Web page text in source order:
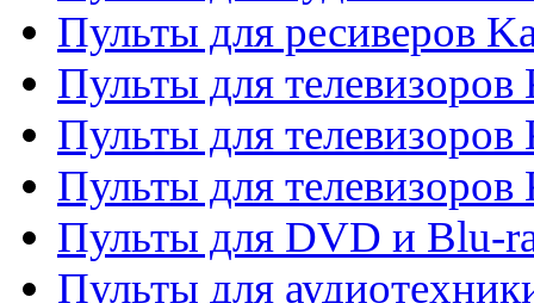
Пульты для ресиверов
Пульты для телевизоров
Пульты для телевизоров
Пульты для телевизоров
Пульты для DVD и Blu-
Пульты для